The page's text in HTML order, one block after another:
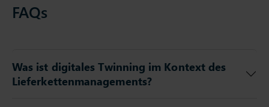
FAQs
Was ist digitales Twinning im Kontext des
Lieferkettenmanagements?